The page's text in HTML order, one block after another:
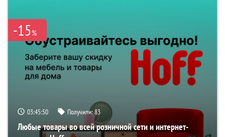
-15%
03:45:50 Получили:83
Любые товары во всей розничной сети и интернет-